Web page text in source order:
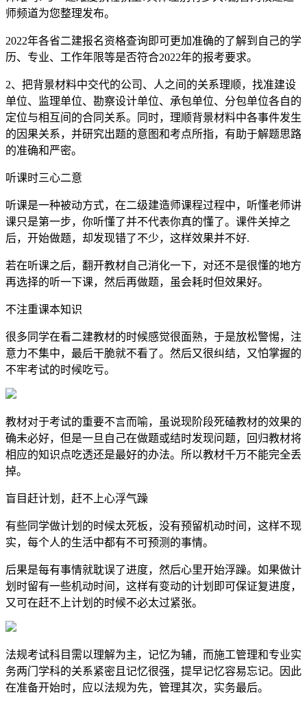
师频道为您整理发布。
2022年各省二建报名资格查询即可更加准确的了解到自己的学
历、专业、工作年限等是否符合2022年的报考要求。
2、把背景材料中交代的公司、人之间的关系理顺，找准建设
单位、监理单位、勘察设计单位、承包单位、分包单位各自的
定位与相互间的合同关系。同时，理顺背景材料中各事件发生
的因果关系，并研究出题的意图和考点所指，有助于解题思路
的准确和严密。
听课时三心二意
听课是一种被动方式，在二级建造师课程过程中，听懂老师讲
课只是第一步，你听懂了并不代表你真的懂了。课件关掉之
后，开始做题，却发现错了不少，这样效果并不好.
若在听课之后，翻开教材自己消化一下，对还不是很懂的地方
再选择的听一下课，然后再做题，虽会耗时但效果好。
不注重课本知识
很多同学在看二建教材的时候感觉很面熟，于是放松警惕，注
意力不集中，最后干脆就不看了。然后又很纠结，又怕掌握的
不牢考试的时候吃亏。
教材对于考试的重要不言而喻，虽说现阶段死磕教材的效果的
确未必好，但是一旦自己在做题或结时发现问题，回归教材将
相应的知识点吃透还是最好的办法。所以教材千万不能完全丢
掉。
盲目赶计划，赶不上心浮气躁
有些同学做计划的时候太死板，没有预留机动时间，这样不现
实，每个人的生活中都有不可预测的事情。
后果是每有事情就耽误了进度，然后心里开始浮躁。如果做计
划时留有一些机动时间，这样有变动的计划即可保证复进度，
又可在赶不上计划的时候不必太过紧张。
法规考试科目需以理解为主，记忆为辅，而施工管理和专业实
务两门学科的关系紧密且记忆很强，提早记忆容易忘记。因此
在准备开始时，应以法规为先，管理其次，实务最后。